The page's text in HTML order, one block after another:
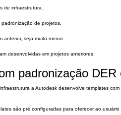
de infraestrutura.
de projetos.
anterior, seja muito menor.
desenvolvidas em projetos anteriores.
padronização DER
a Autodesk desenvolve templates
são pré configuradas para oferecer ao usuário